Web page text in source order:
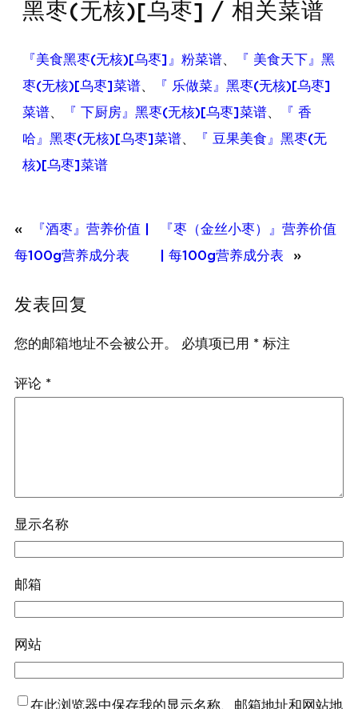
黑枣(无核)[乌枣] / 相关菜谱
『美食黑枣(无核)[乌枣]』粉菜谱、
『 美食天下』黑
枣(无核)[乌枣]菜谱、
『 乐做菜』黑枣(无核)[乌枣]
菜谱、 『 下厨房』黑枣(无核)[乌枣]菜谱、
『 香
哈』黑枣(无核)[乌枣]菜谱、
『 豆果美食』黑枣(无
核)[乌枣]菜谱
«
『酒枣』营养价值 |
每100g营养成分表
『枣（金丝小枣）』营养价值
| 每100g营养成分表
»
发表回复
您的邮箱地址不会被公开。 必填项已用 * 标注
评论 *
显示名称
邮箱
网站
在此浏览器中保存我的显示名称、邮箱地址和网站地